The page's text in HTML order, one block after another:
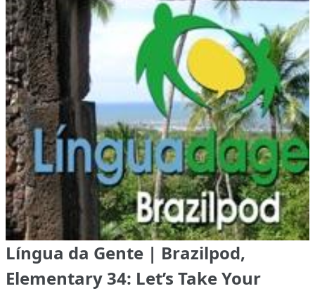
Língua da Gente | Brazilpod,
Elementary 34: Let’s Take Your